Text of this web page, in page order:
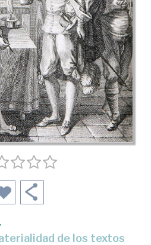
de los textos